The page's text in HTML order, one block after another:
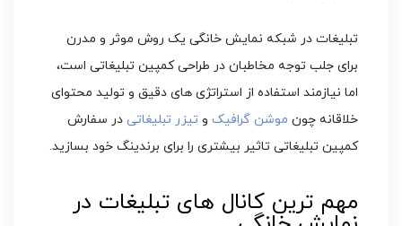
تبلیغات در شبکه نمایش خانگی یک روش موثر و مدرن
برای جلب توجه مخاطبان در طراحی کمپین تبلیغاتی است،
اما نیازمند استفاده از استراتژی ‌های دقیق و تولید محتوای
خلاقانه چون موشن گرافیک و تیزر تبلیغاتی در سفارش
کمپین تبلیغاتی تاثیر بیشتری را برای برندینگ خود بسازید.
مهم ترین کانال های تبلیغات در